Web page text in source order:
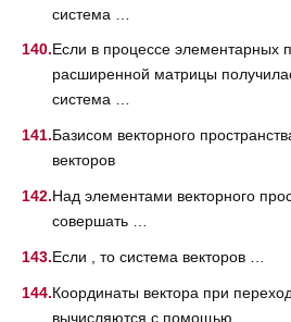
система …
Если в процессе элементарных
расширенной матрицы
система …
Базисом векторного
векторов
Над элементами векторного
совершать …
Если , то система векторов …
Координаты вектора при
вычисляются с помощью …